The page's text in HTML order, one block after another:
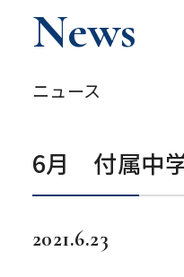
News
ニュース
6月 付属中
2021.6.23